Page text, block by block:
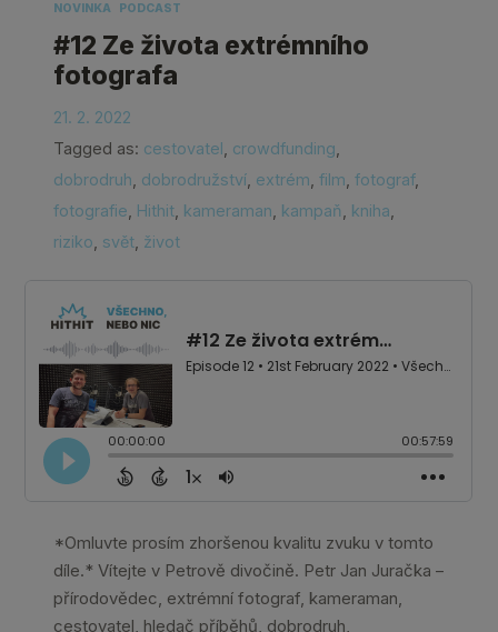
NOVINKA PODCAST
#12 Ze života extrémního
fotografa
21. 2. 2022
Tagged as: cestovatel crowdfunding
dobrodruh dobrodružství extrém ,film ,fotograf,
fotografie Hithit kameraman kampaň kniha
riziko svět život
*Omluvte prosím zhoršenou kvalitu zvuku v tomto
díle.* Vítejte v Petrově divočině. Petr Jan Juračka –
přírodovědec, extrémní fotograf, kameraman,
cestovatel, hledač příběhů, dobrodruh,